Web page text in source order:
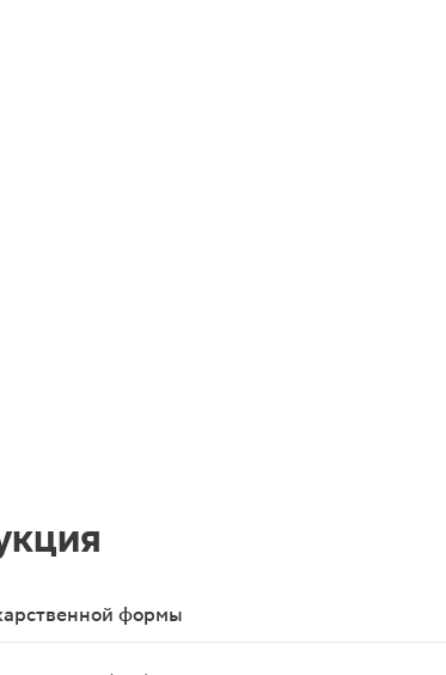
формы
внутрь в виде прозрачной жидкости